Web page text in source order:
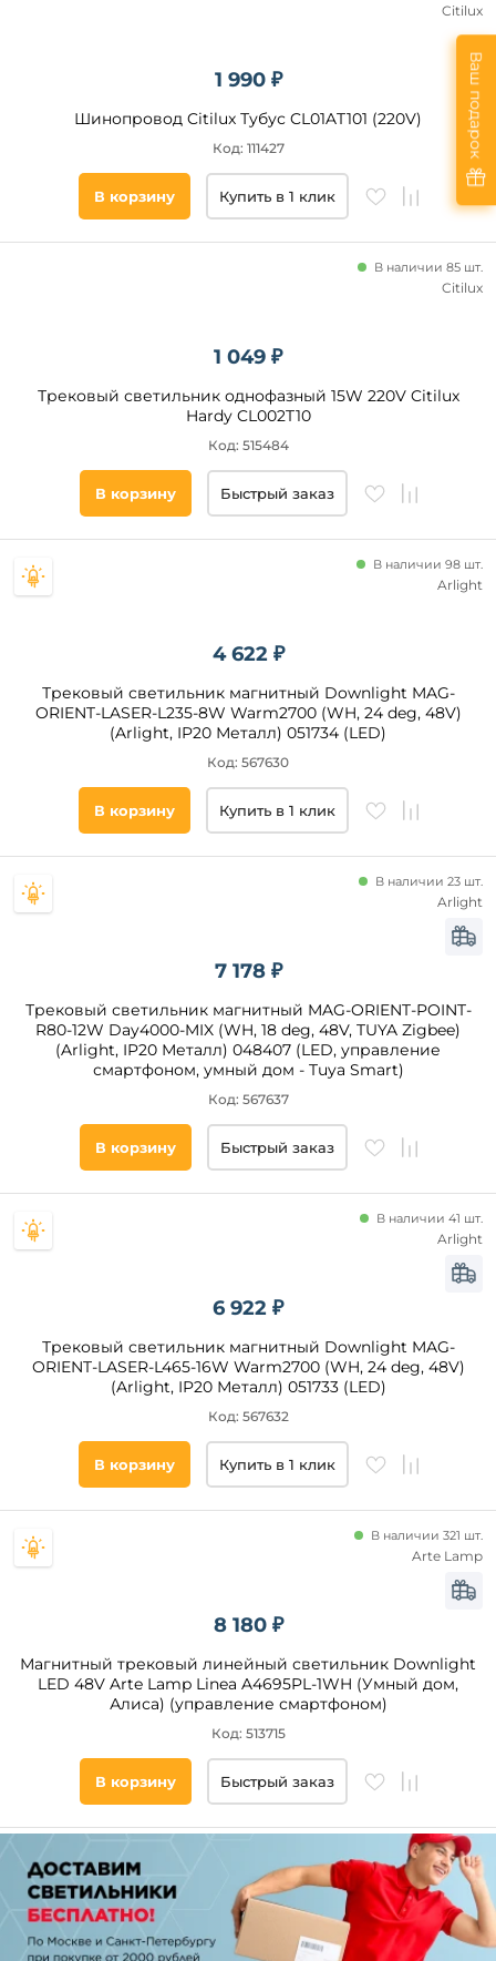
Стена
Помещение
спальня
ресторан
защиты,
IP
1 990 ₽
Шинопровод Citilux Тубус CL01AT101 (220V)
Код: 111427
Citilux
В корзину Купить в 1 клик
1 049 ₽
Трековый светильник однофазный 15W 220V Citilux
Hardy CL002T10
В наличии 85 шт.
Код: 515484
Citilux
В корзину Быстрый заказ
4 622 ₽
Трековый светильник магнитный Downlight MAG-
ORIENT-LASER-L235-8W Warm2700 (WH, 24 deg, 48V)
(Arlight, IP20 Металл) 051734 (LED)
В наличии 98 шт.
Код: 567630
Arlight
В корзину Купить в 1 клик
7 178 ₽
Трековый светильник магнитный MAG-ORIENT-POINT-
R80-12W Day4000-MIX (WH, 18 deg, 48V, TUYA Zigbee)
(Arlight, IP20 Металл) 048407 (LED, управление
смартфоном, умный дом - Tuya Smart)
В наличии 23 шт.
Код: 567637
Arlight
В корзину Быстрый заказ
6 922 ₽
Трековый светильник магнитный Downlight MAG-
ORIENT-LASER-L465-16W Warm2700 (WH, 24 deg, 48V)
(Arlight, IP20 Металл) 051733 (LED)
В наличии 41 шт.
Код: 567632
Arlight
В корзину Купить в 1 клик
8 180 ₽
Магнитный трековый линейный светильник Downlight
LED 48V Arte Lamp Linea A4695PL-1WH (Умный дом,
Алиса) (управление смартфоном)
В наличии 321 шт.
Код: 513715
Arte Lamp
В корзину Быстрый заказ
Ваш подарок